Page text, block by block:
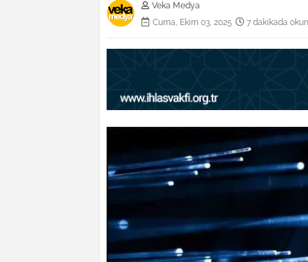
Veka Medya
Cuma, Ekim 03, 2025
7 dakikada